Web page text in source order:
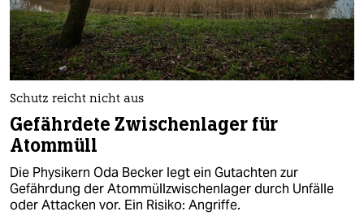
Schutz reicht nicht aus
Gefährdete Zwischenlager für
Atommüll
Die Physikern Oda Becker legt ein Gutachten zur
Gefährdung der Atommüllzwischenlager durch Unfälle
oder Attacken vor. Ein Risiko: Angriffe.